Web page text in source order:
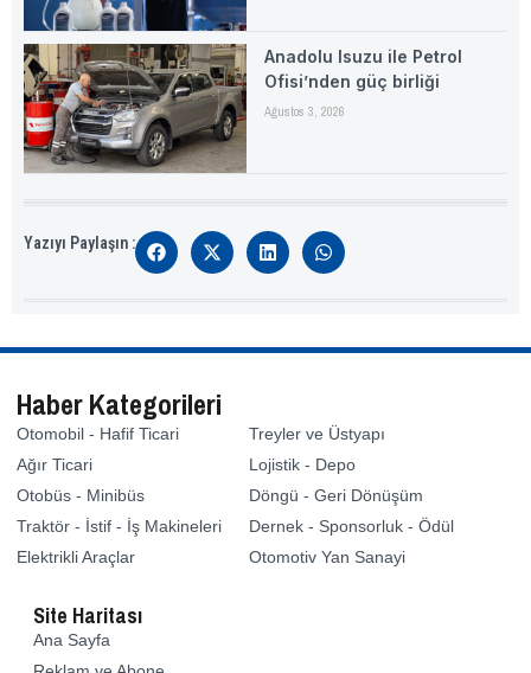
Anadolu Isuzu ile Petrol
Ofisi’nden güç birliği
Ağustos 3, 2026
Yazıyı Paylaşın :
Haber Kategorileri
Otomobil - Hafif Ticari
Ağır Ticari
Otobüs - Minibüs
Traktör - İstif - İş Makineleri
Elektrikli Araçlar
Treyler ve Üstyapı
Lojistik - Depo
Döngü - Geri Dönüşüm
Dernek - Sponsorluk - Ödül
Otomotiv Yan Sanayi
Site Haritası
Ana Sayfa